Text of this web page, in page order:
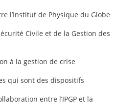
l’Institut de Physique du Globe
Civile et de la Gestion des
à la gestion de crise
qui sont des dispositifs
entre l’IPGP et la